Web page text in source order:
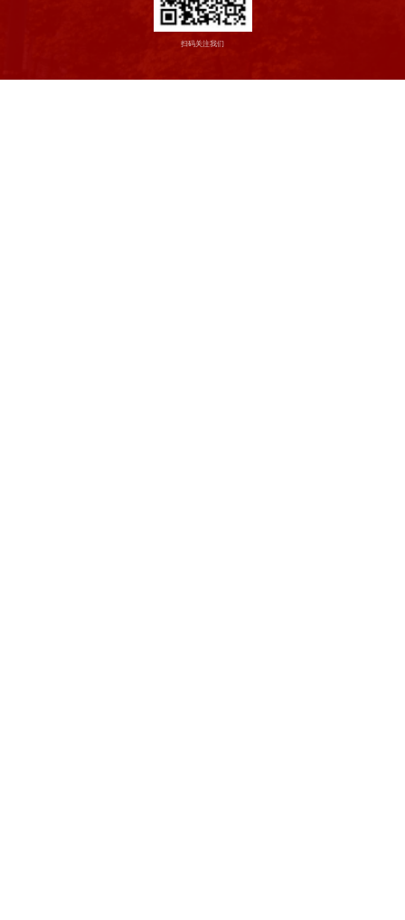
扫码关注我们